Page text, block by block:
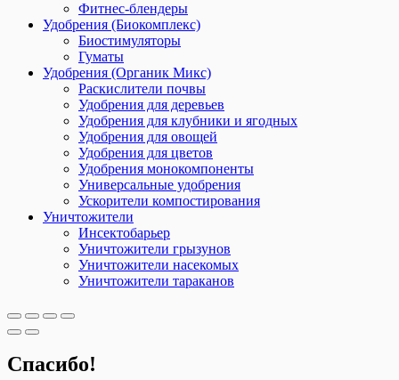
Фитнес-блендеры
Удобрения (Биокомплекс)
Биостимуляторы
Гуматы
Удобрения (Органик Микс)
Раскислители почвы
Удобрения для деревьев
Удобрения для клубники и ягодных
Удобрения для овощей
Удобрения для цветов
Удобрения монокомпоненты
Универсальные удобрения
Ускорители компостирования
Уничтожители
Инсектобарьер
Уничтожители грызунов
Уничтожители насекомых
Уничтожители тараканов
Спасибо!